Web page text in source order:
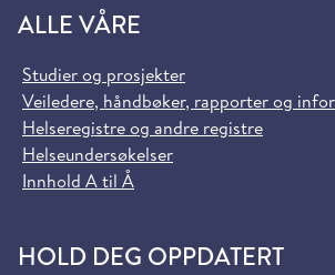
ALLE VÅRE
Studier og prosjekter
Veiledere, håndbøker, rapporter og
Helseregistre og andre registre
Helseundersøkelser
Innhold A til Å
HOLD DEG OPPDATERT